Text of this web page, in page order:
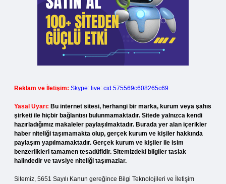
Reklam ve İletişim: Skype: live:.cid.575569c608265c69
Yasal Uyarı: Bu internet sitesi, herhangi bir marka, kurum veya şahıs
şirketi ile hiçbir bağlantısı bulunmamaktadır. Sitede yalnızca kendi
hazırladığımız makaleler paylaşılmaktadır. Burada yer alan içerikler
haber niteliği taşımamakta olup, gerçek kurum ve kişiler hakkında
paylaşım yapılmamaktadır. Gerçek kurum ve kişiler ile isim
benzerlikleri tamamen tesadüfidir. Sitemizdeki bilgiler taslak
halindedir ve tavsiye niteliği taşımazlar.
Sitemiz, 5651 Sayılı Kanun gereğince Bilgi Teknolojileri ve İletişim